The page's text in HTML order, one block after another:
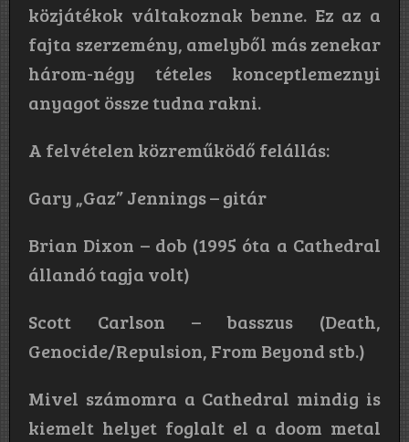
közjátékok váltakoznak benne. Ez az a
fajta szerzemény, amelyből más zenekar
három-négy tételes konceptlemeznyi
anyagot össze tudna rakni.
A felvételen közreműködő felállás:
Gary „Gaz” Jennings – gitár
Brian Dixon – dob (1995 óta a Cathedral
állandó tagja volt)
Scott Carlson – basszus (Death,
Genocide/Repulsion, From Beyond stb.)
Mivel számomra a Cathedral mindig is
kiemelt helyet foglalt el a doom metal